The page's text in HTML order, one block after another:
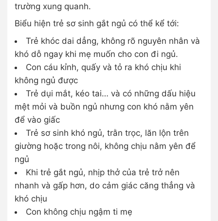
trường xung quanh.
Biểu hiện trẻ sơ sinh gắt ngủ có thể kể tới:
Trẻ khóc dai dẳng, không rõ nguyên nhân và
khó dỗ ngay khi mẹ muốn cho con đi ngủ.
Con cáu kỉnh, quấy và tỏ ra khó chịu khi
không ngủ được
Trẻ dụi mắt, kéo tai… và có những dấu hiệu
mệt mỏi và buồn ngủ nhưng con khó nằm yên
để vào giấc
Trẻ sơ sinh khó ngủ, trằn trọc, lăn lộn trên
giường hoặc trong nôi, không chịu nằm yên để
ngủ
Khi trẻ gắt ngủ, nhịp thở của trẻ trở nên
nhanh và gấp hơn, do cảm giác căng thẳng và
khó chịu
Con không chịu ngậm ti mẹ